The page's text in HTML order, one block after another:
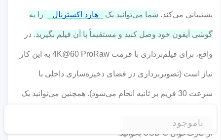
ناموجود
پشتیبانی می‌کند. شما می‌توانید یک هارد اکسترنال را به
گوشی آیفون خود وصل کنید و مستقیماً با آن فیلم بگیرید. در
واقع، برای فیلم‌برداری با فرمت 4K@60 ProRaw به این کار
نیاز است (تصویربرداری در فضای ذخیره‌سازی داخلی با
سرعت 30 فریم بر ثانیه انجام می‌شود). همچنین می‌توانید یک
از کارت‌خوان USB-C بخوانید.